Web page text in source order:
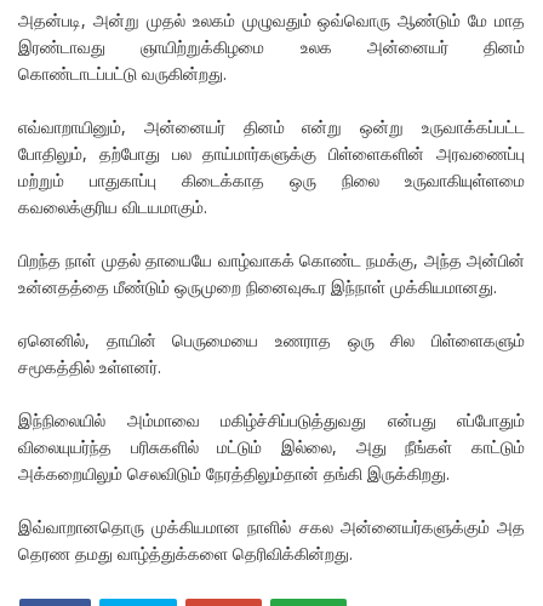
அதன்படி, அன்று முதல் உலகம் முழுவதும் ஒவ்வொரு ஆண்டும் மே மாத
இரண்டாவது ஞாயிற்றுக்கிழமை உலக அன்னையர் தினம்
கொண்டாடப்பட்டு வருகின்றது.
எவ்வாறாயினும், அன்னையர் தினம் என்று ஒன்று உருவாக்கப்பட்ட
போதிலும், தற்போது பல தாய்மார்களுக்கு பிள்ளைகளின் அரவணைப்பு
மற்றும் பாதுகாப்பு கிடைக்காத ஒரு நிலை உருவாகியுள்ளமை
கவலைக்குரிய விடயமாகும்.
பிறந்த நாள் முதல் தாயையே வாழ்வாகக் கொண்ட நமக்கு, அந்த அன்பின்
உன்னதத்தை மீண்டும் ஒருமுறை நினைவுகூர இந்நாள் முக்கியமானது.
ஏனெனில், தாயின் பெருமையை உணராத ஒரு சில பிள்ளைகளும்
சமூகத்தில் உள்ளனர்.
இந்நிலையில் அம்மாவை மகிழ்ச்சிப்படுத்துவது என்பது எப்போதும்
விலையுயர்ந்த பரிசுகளில் மட்டும் இல்லை, அது நீங்கள் காட்டும்
அக்கறையிலும் செலவிடும் நேரத்திலும்தான் தங்கி இருக்கிறது.
இவ்வாறானதொரு முக்கியமான நாளில் சகல அன்னையர்களுக்கும் அத
தெரண தமது வாழ்த்துக்களை தெரிவிக்கின்றது.